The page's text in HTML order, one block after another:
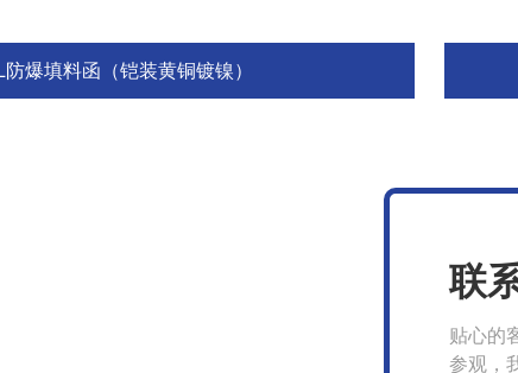
防爆填料函（铠装黄铜镀镍）
联
贴心的
参观，